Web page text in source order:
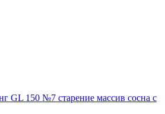
GL 150 №7 старение массив сосна с